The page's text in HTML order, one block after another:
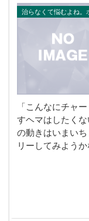
治らなくて悩むよね。
「こんなにチャ
すヘマはしたく
の動きはいまい
リーしてみよう